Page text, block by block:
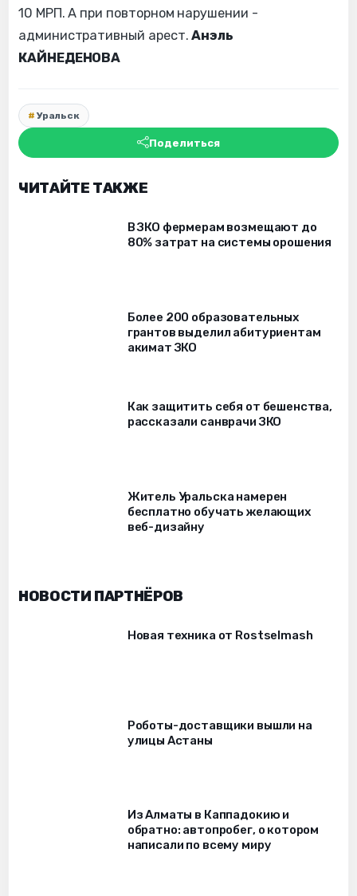
10 МРП. А при повторном нарушении -
административный арест. Анэль
КАЙНЕДЕНОВА
Уральск
Поделиться
ЧИТАЙТЕ ТАКЖЕ
В ЗКО фермерам возмещают до
80% затрат на системы орошения
Более 200 образовательных
грантов выделил абитуриентам
акимат ЗКО
Как защитить себя от бешенства,
рассказали санврачи ЗКО
Житель Уральска намерен
бесплатно обучать желающих
веб-дизайну
НОВОСТИ ПАРТНЁРОВ
Новая техника от Rostselmash
Роботы-доставщики вышли на
улицы Астаны
Из Алматы в Каппадокию и
обратно: автопробег, о котором
написали по всему миру